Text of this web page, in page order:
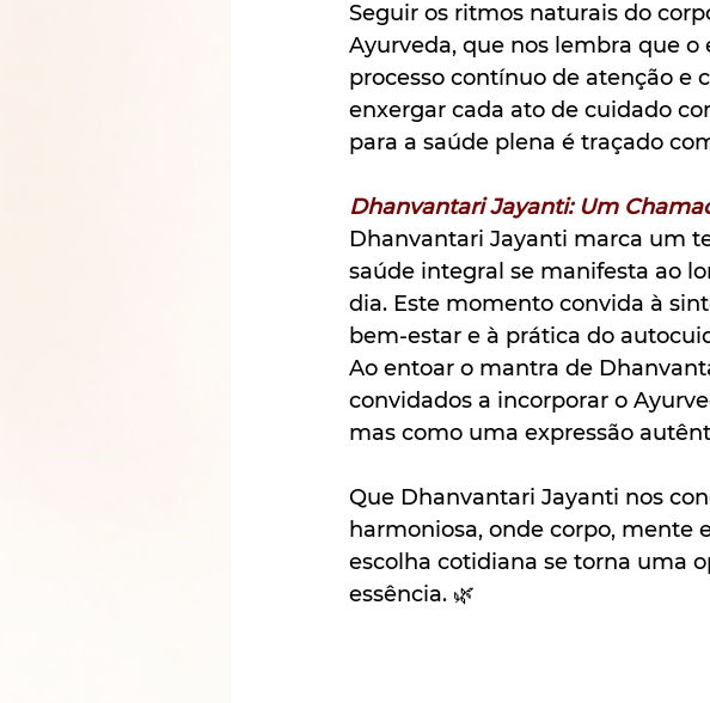
Seguir os ritmos naturais do
Ayurveda, que nos lembra que
processo contínuo de atenção e
enxergar cada ato de cuidado
para a saúde plena é traçado
Dhanvantari Jayanti: Um
Dhanvantari Jayanti marca um
saúde integral se manifesta ao
dia. Este momento convida à
bem-estar e à prática do
Ao entoar o mantra de
convidados a incorporar o
mas como uma expressão
Que Dhanvantari Jayanti nos
harmoniosa, onde corpo, mente
escolha cotidiana se torna uma
essência. 🌿